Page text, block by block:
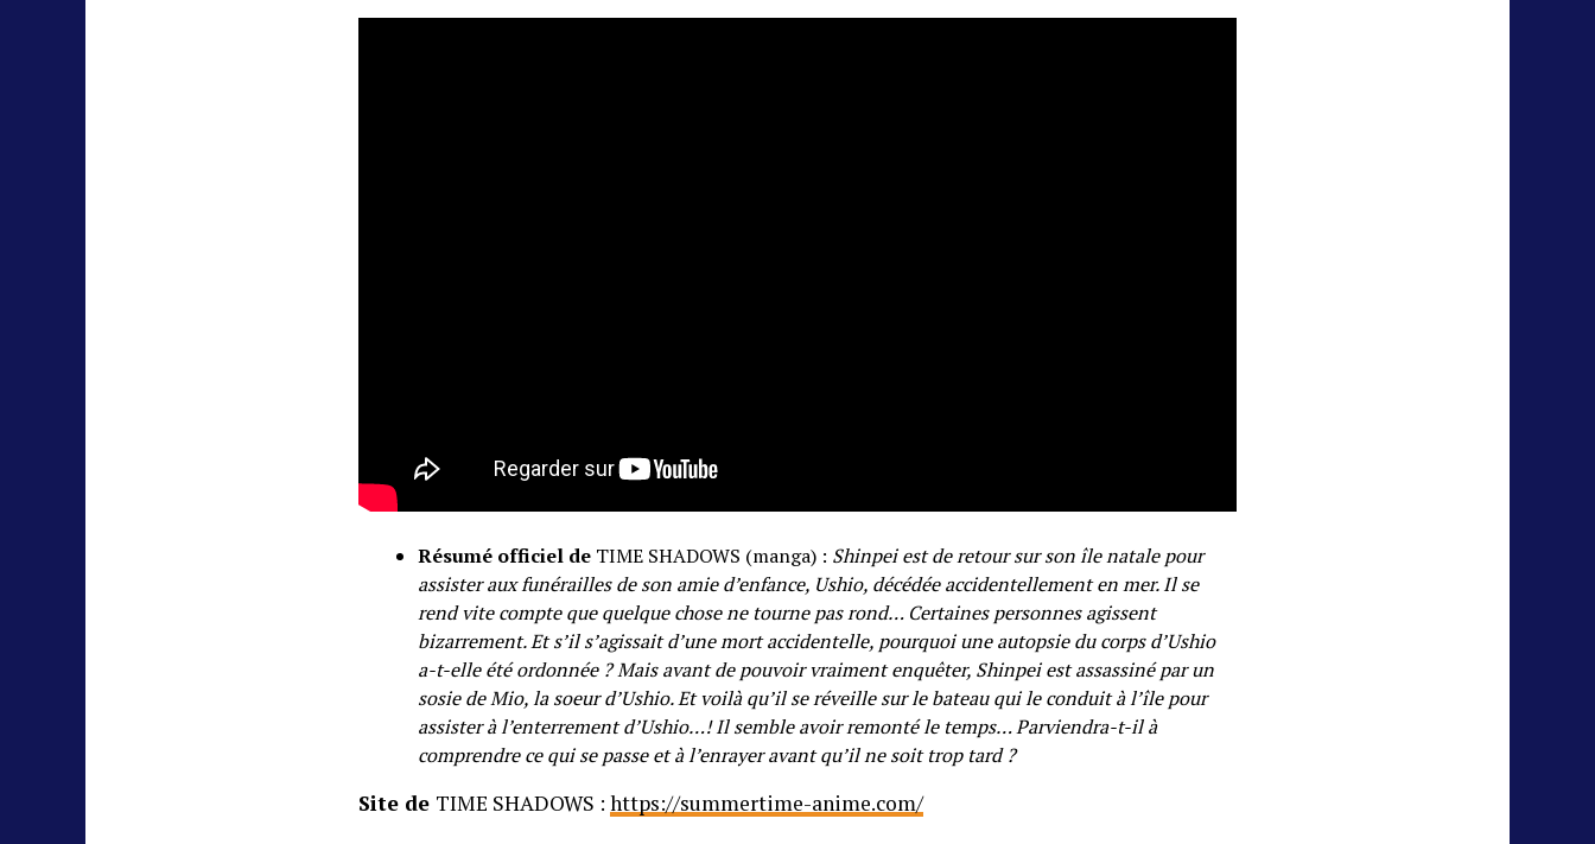
Résumé officiel de TIME SHADOWS (manga) : Shinpei est de retour sur son île natale pour
assister aux funérailles de son amie d’enfance, Ushio, décédée accidentellement en mer. Il se
rend vite compte que quelque chose ne tourne pas rond… Certaines personnes agissent
bizarrement. Et s’il s’agissait d’une mort accidentelle, pourquoi une autopsie du corps d’Ushio
a-t-elle été ordonnée ? Mais avant de pouvoir vraiment enquêter, Shinpei est assassiné par un
sosie de Mio, la soeur d’Ushio. Et voilà qu’il se réveille sur le bateau qui le conduit à l’île pour
assister à l’enterrement d’Ushio…! Il semble avoir remonté le temps… Parviendra-t-il à
comprendre ce qui se passe et à l’enrayer avant qu’il ne soit trop tard ?
Site de TIME SHADOWS : https://summertime-anime.com/